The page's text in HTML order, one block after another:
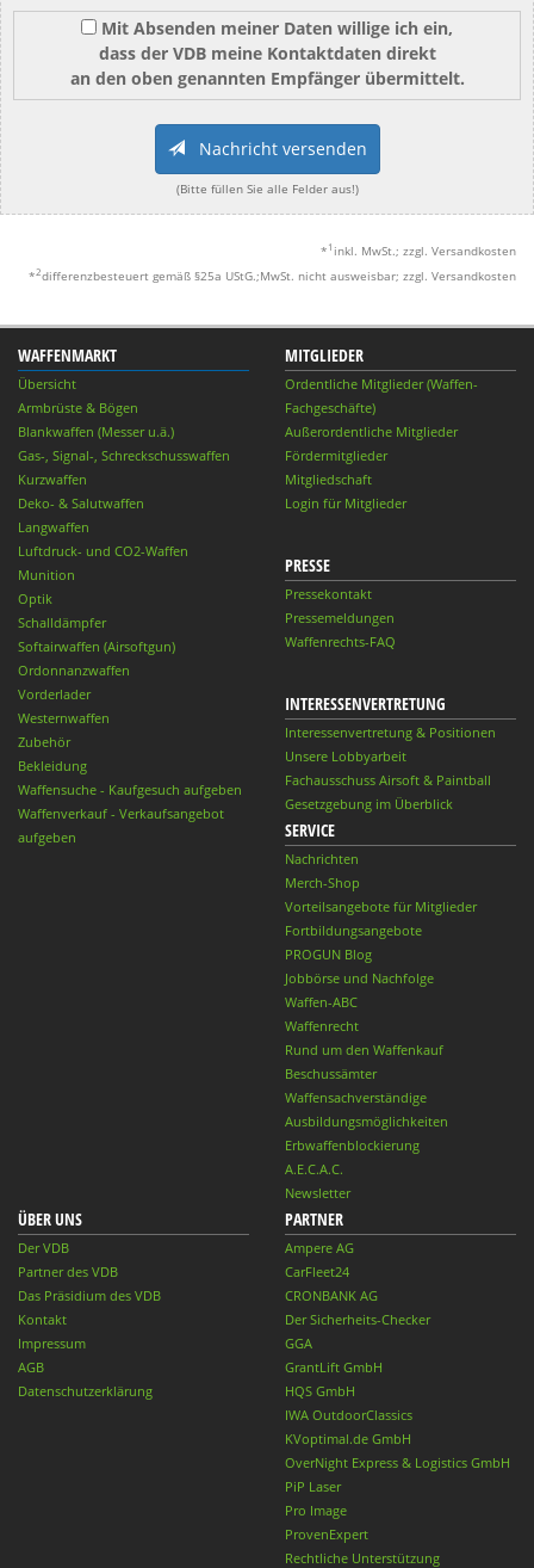
Mit Absenden meiner Daten willige ich ein,
dass der VDB meine Kontaktdaten direkt
an den oben genannten Empfänger übermittelt.
Nachricht versenden
(Bitte füllen Sie alle Felder aus!)
* 1 inkl. MwSt.; zzgl. Versandkosten
*2differenzbesteuert gemäß §25a UStG.;MwSt. nicht ausweisbar; zzgl. Versandkosten
WAFFENMARKT
Übersicht
Armbrüste & Bögen
Blankwaffen (Messer u.ä.)
Gas-, Signal-, Schreckschusswaffen
Kurzwaffen
Deko- & Salutwaffen
Langwaffen
Luftdruck- und CO2-Waffen
Munition
Optik
Schalldämpfer
Softairwaffen (Airsoftgun)
Ordonnanzwaffen
Vorderlader
Westernwaffen
Zubehör
Bekleidung
Waffensuche - Kaufgesuch aufgeben
Waffenverkauf - Verkaufsangebot
aufgeben
MITGLIEDER
Ordentliche Mitglieder (Waffen-
Fachgeschäfte)
Außerordentliche Mitglieder
Fördermitglieder
Mitgliedschaft
Login für Mitglieder
PRESSE
Pressekontakt
Pressemeldungen
Waffenrechts-FAQ
INTERESSENVERTRETUNG
Interessenvertretung & Positionen
Unsere Lobbyarbeit
Fachausschuss Airsoft & Paintball
Gesetzgebung im Überblick
SERVICE
Nachrichten
Merch-Shop
Vorteilsangebote für Mitglieder
Fortbildungsangebote
PROGUN Blog
Jobbörse und Nachfolge
Waffen-ABC
Waffenrecht
Rund um den Waffenkauf
Beschussämter
Waffensachverständige
Ausbildungsmöglichkeiten
Erbwaffenblockierung
A.E.C.A.C.
Newsletter
ÜBER UNS
Der VDB
Partner des VDB
Das Präsidium des VDB
Kontakt
Impressum
AGB
Datenschutzerklärung
PARTNER
Ampere AG
CarFleet24
CRONBANK AG
Der Sicherheits-Checker
GGA
GrantLift GmbH
HQS GmbH
IWA OutdoorClassics
KVoptimal.de GmbH
OverNight Express & Logistics GmbH
PiP Laser
Pro Image
ProvenExpert
Rechtliche Unterstützung